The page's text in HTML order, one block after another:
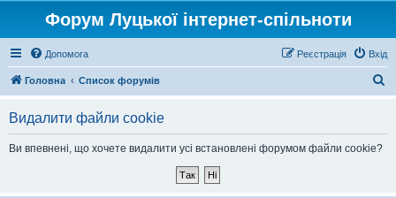
Форум Луцької інтернет-спільноти
Допомога Вхід
Реєстрація
Головна Список форумів
Видалити файли cookie
Ви впевнені, що хочете видалити усі встановлені форумом файли cookie?